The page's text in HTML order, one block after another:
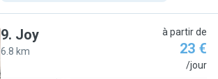
9. Joy
6.8 km
à partir de
23 €
/jour